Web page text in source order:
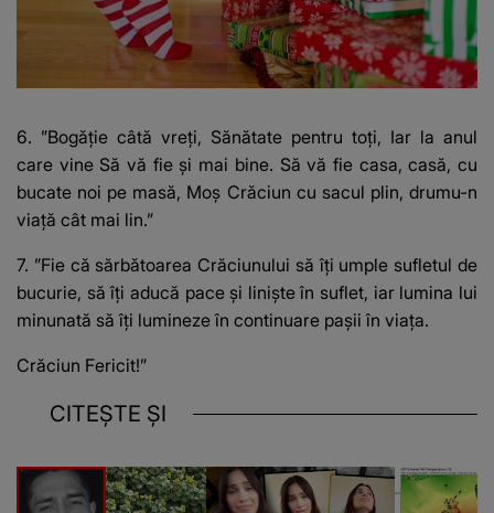
6. ”Bogăţie câtă vreţi, Sănătate pentru toţi, Iar la anul
care vine Să vă fie şi mai bine. Să vă fie casa, casă, cu
bucate noi pe masă, Moş Crăciun cu sacul plin, drumu-n
viaţă cât mai lin.”
7. ”Fie că sărbătoarea Crăciunului să îţi umple sufletul de
bucurie, să îţi aducă pace şi linişte în suflet, iar lumina lui
minunată să îţi lumineze în continuare paşii în viaţa.
Crăciun Fericit!”
CITEȘTE ȘI